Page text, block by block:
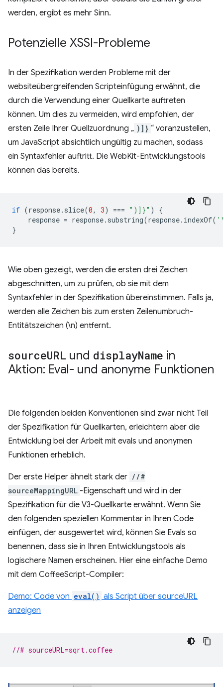
werden, ergibt es mehr Sinn.
Potenzielle XSSI-Probleme
In der Spezifikation werden Probleme mit der
websiteübergreifenden Scripteinfügung erwähnt, die
durch die Verwendung einer Quellkarte auftreten
können. Um dies zu vermeiden, wird empfohlen, der
ersten Zeile Ihrer Quellzuordnung „ )]} “ voranzustellen,
um JavaScript absichtlich ungültig zu machen, sodass
ein Syntaxfehler auftritt. Die WebKit-Entwicklungstools
können das bereits.
if (response. slice(0, 3) === ")]}" )
{
response = response. substring(response. indexOf(
}
Wie oben gezeigt, werden die ersten drei Zeichen
abgeschnitten, um zu prüfen, ob sie mit dem
Syntaxfehler in der Spezifikation übereinstimmen. Falls ja,
werden alle Zeichen bis zum ersten Zeilenumbruch-
Entitätszeichen (\n) entfernt.
sourceURL und displayName in
Aktion: Eval- und anonyme Funktionen
Die folgenden beiden Konventionen sind zwar nicht Teil
der Spezifikation für Quellkarten, erleichtern aber die
Entwicklung bei der Arbeit mit evals und anonymen
Funktionen erheblich.
Der erste Helper ähnelt stark der //#
sourceMappingURL -Eigenschaft und wird in der
Spezifikation für die V3-Quellkarte erwähnt. Wenn Sie
den folgenden speziellen Kommentar in Ihren Code
einfügen, der ausgewertet wird, können Sie Evals so
benennen, dass sie in Ihren Entwicklungstools als
logischere Namen erscheinen. Hier eine einfache Demo
mit dem CoffeeScript-Compiler:
Demo: Code von eval() als Script über sourceURL
anzeigen
//# sourceURL=sqrt.coffee